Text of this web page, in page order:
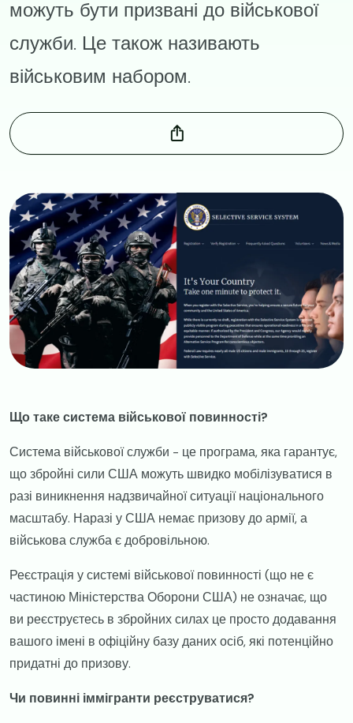
можуть бути призвані до військової
служби. Це також називають
військовим набором.
Image
Що таке система військової повинності?
Система військової служби - це програма, яка гарантує,
що збройні сили США можуть швидко мобілізуватися в
разі виникнення надзвичайної ситуації національного
масштабу. Наразі у США немає призову до армії, а
військова служба є добровільною.
Реєстрація у системі військової повинності (що не є
частиною Міністерства Оборони США) не означає, що
ви реєструєтесь в збройних силах це просто додавання
вашого імені в офіційну базу даних осіб, які потенційно
придатні до призову.
Чи повинні іммігранти реєструватися?